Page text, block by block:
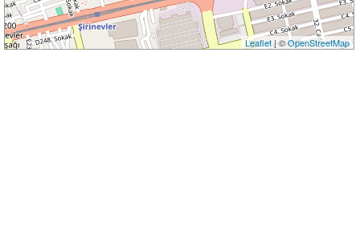
Leaflet| ©OpenStreetMap